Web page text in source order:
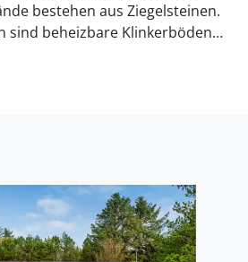
bestehen aus Ziegelsteinen.
sind beheizbare Klinkerböden
mit einem Swimmingpool und
ist, dass er Pool und der
beheizt werden, um
niedrig wie möglich zu halten.
ist für ihre schönen, weißen